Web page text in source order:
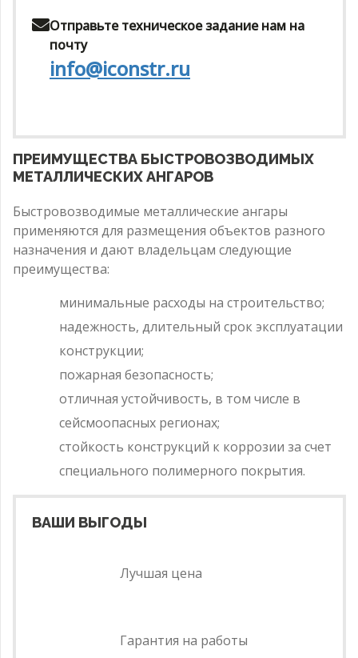
Отправьте техническое задание нам на
почту
info@iconstr.ru
ПРЕИМУЩЕСТВА БЫСТРОВОЗВОДИМЫХ
МЕТАЛЛИЧЕСКИХ АНГАРОВ
Быстровозводимые металлические ангары
применяются для размещения объектов разного
назначения и дают владельцам следующие
преимущества:
минимальные расходы на строительство;
надежность, длительный срок эксплуатации
конструкции;
пожарная безопасность;
отличная устойчивость, в том числе в
сейсмоопасных регионах;
стойкость конструкций к коррозии за счет
специального полимерного покрытия.
ВАШИ ВЫГОДЫ
Лучшая цена
Гарантия на работы